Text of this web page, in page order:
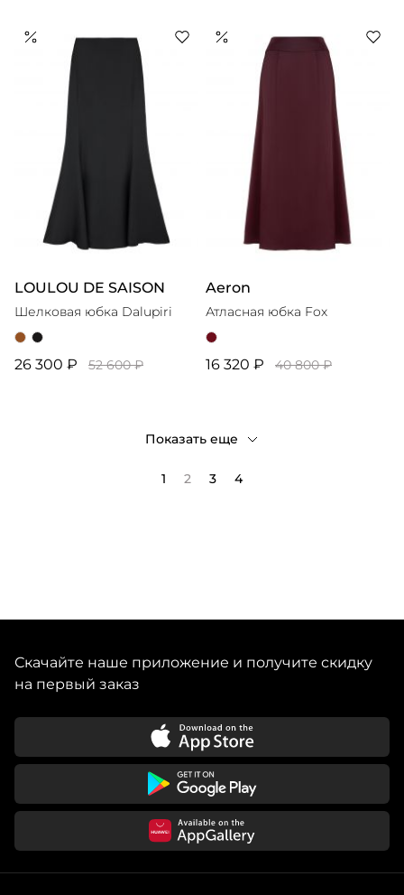
LOULOU DE SAISON
Шелковая юбка Dalupiri
26 300 ₽ 52 600 ₽
Aeron
Атласная юбка Fox
16 320 ₽ 40 800 ₽
Показать еще
1 2 3 4
Скачайте наше приложение и получите скидку
на первый заказ